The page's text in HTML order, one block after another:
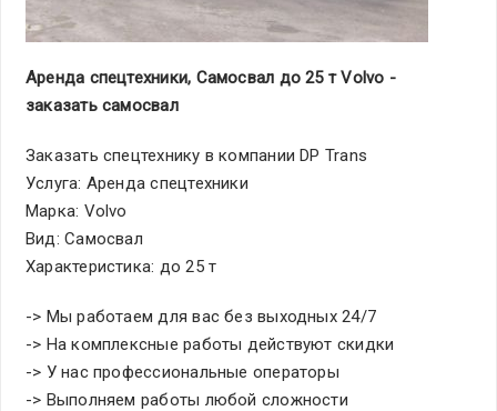
Аренда спецтехники, Самосвал до 25 т Volvo -
заказать самосвал
Заказать спецтехнику в компании DP Trans
Услуга: Аренда спецтехники
Марка: Volvo
Вид: Самосвал
Характеристика: до 25 т
-> Мы работаем для вас без выходных 24/7
-> На комплексные работы действуют скидки
-> У нас профессиональные операторы
-> Выполняем работы любой сложности